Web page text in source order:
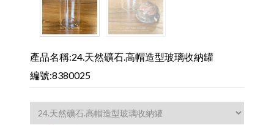
產品名稱:24.天然礦石.高帽造型玻璃收納罐
編號:8380025